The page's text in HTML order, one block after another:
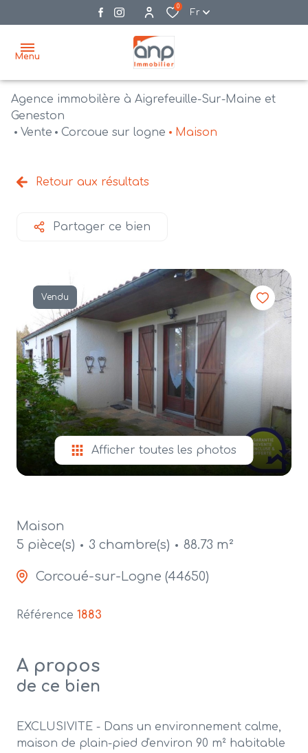
0
Fr
Menu
accueil
vente
agences
estimation
e-
mail
contact
Agence immobilère à Aigrefeuille-Sur-Maine et
Geneston
Vente
Corcoue sur logne Maison
Retour aux résultats
Partager ce bien
Vendu
Afficher toutes les photos
Maison
5 pièce(s)
3 chambre(s) 88.73 m²
Corcoué-sur-Logne (44650)
Référence 1883
A propos
de ce bien
EXCLUSIVITE - Dans un environnement calme,
maison de plain-pied d'environ 90 m² habitable